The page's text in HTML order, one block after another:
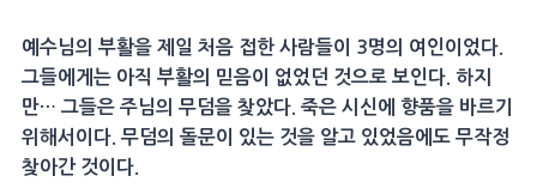
예수님의 부활을 제일 처음 접한 사람들이 3명의 여인이었다.
그들에게는 아직 부활의 믿음이 없었던 것으로 보인다. 하지
만… 그들은 주님의 무덤을 찾았다. 죽은 시신에 향품을 바르기
위해서이다. 무덤의 돌문이 있는 것을 알고 있었음에도 무작정
찾아간 것이다.